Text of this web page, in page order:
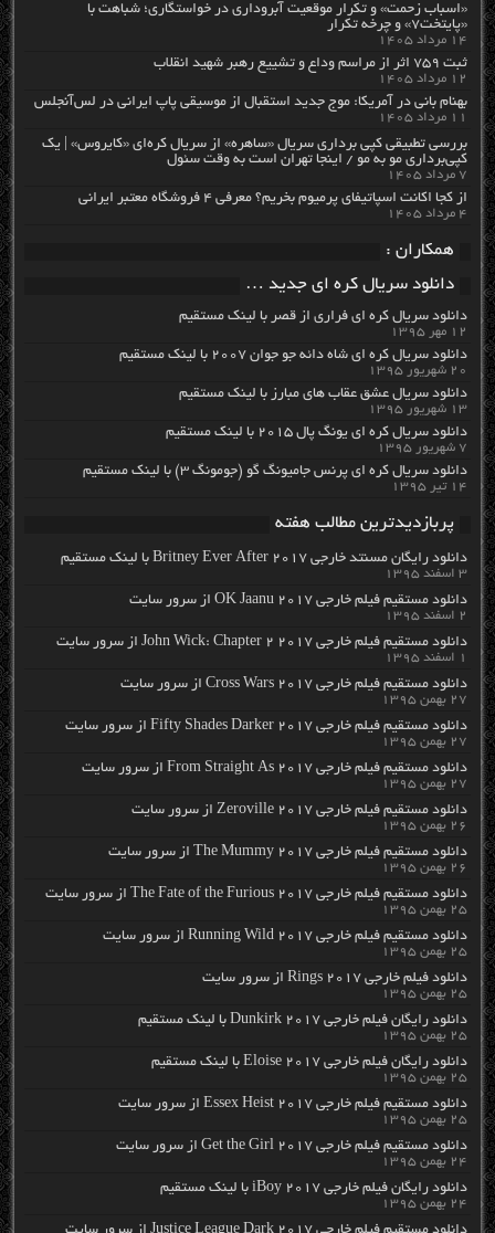
«اسباب زحمت» و تکرار موقعیت آبروداری در خواستگاری؛ شباهت با
«پایتخت۷» و چرخه تکرار
۱۴ مرداد ۱۴۰۵
ثبت ۷۵۹ اثر از مراسم وداع و تشییع رهبر شهید انقلاب
۱۲ مرداد ۱۴۰۵
بهنام بانی در آمریکا: موج جدید استقبال از موسیقی پاپ ایرانی در لس‌آنجلس
۱۱ مرداد ۱۴۰۵
بررسی تطبیقی کپی برداری سریال «ساهره» از سریال کره‌ای «کایروس» | یک
کپی‌برداری مو به مو / اینجا تهران است به وقت سئول
۷ مرداد ۱۴۰۵
از کجا اکانت اسپاتیفای پرمیوم بخریم؟ معرفی ۴ فروشگاه معتبر ایرانی
۴ مرداد ۱۴۰۵
همکاران :
دانلود سریال کره ای جدید …
دانلود سریال کره ای فراری از قصر با لینک مستقیم
۱۲ مهر ۱۳۹۵
دانلود سریال کره ای شاه دائه جو جوان ۲۰۰۷ با لینک مستقیم
۲۰ شهریور ۱۳۹۵
دانلود سریال عشق عقاب های مبارز با لینک مستقیم
۱۳ شهریور ۱۳۹۵
دانلود سریال کره ای یونگ پال ۲۰۱۵ با لینک مستقیم
۷ شهریور ۱۳۹۵
دانلود سریال کره ای پرنس جامیونگ گو (جومونگ ۳) با لینک مستقیم
۱۴ تیر ۱۳۹۵
پربازدیدترین مطالب هفته
دانلود رایگان مسنتد خارجی Britney Ever After 2017 با لینک مستقیم
۳ اسفند ۱۳۹۵
دانلود مستقیم فیلم خارجی OK Jaanu 2017 از سرور سایت
۲ اسفند ۱۳۹۵
دانلود مستقیم فیلم خارجی John Wick: Chapter 2 2017 از سرور سایت
۱ اسفند ۱۳۹۵
دانلود مستقیم فیلم خارجی Cross Wars 2017 از سرور سایت
۲۷ بهمن ۱۳۹۵
دانلود مستقیم فیلم خارجی Fifty Shades Darker 2017 از سرور سایت
۲۷ بهمن ۱۳۹۵
دانلود مستقیم فیلم خارجی From Straight As 2017 از سرور سایت
۲۷ بهمن ۱۳۹۵
دانلود مستقیم فیلم خارجی Zeroville 2017 از سرور سایت
۲۶ بهمن ۱۳۹۵
دانلود مستقیم فیلم خارجی The Mummy 2017 از سرور سایت
۲۶ بهمن ۱۳۹۵
دانلود مستقیم فیلم خارجی The Fate of the Furious 2017 از سرور سایت
۲۵ بهمن ۱۳۹۵
دانلود مستقیم فیلم خارجی Running Wild 2017 از سرور سایت
۲۵ بهمن ۱۳۹۵
دانلود فیلم خارجی Rings 2017 از سرور سایت
۲۵ بهمن ۱۳۹۵
دانلود رایگان فیلم خارجی Dunkirk 2017 با لینک مستقیم
۲۵ بهمن ۱۳۹۵
دانلود رایگان فیلم خارجی Eloise 2017 با لینک مستقیم
۲۵ بهمن ۱۳۹۵
دانلود مستقیم فیلم خارجی Essex Heist 2017 از سرور سایت
۲۵ بهمن ۱۳۹۵
دانلود مستقیم فیلم خارجی Get the Girl 2017 از سرور سایت
۲۴ بهمن ۱۳۹۵
دانلود رایگان فیلم خارجی iBoy 2017 با لینک مستقیم
۲۴ بهمن ۱۳۹۵